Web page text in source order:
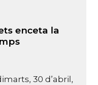
enceta la
30 d’abril,